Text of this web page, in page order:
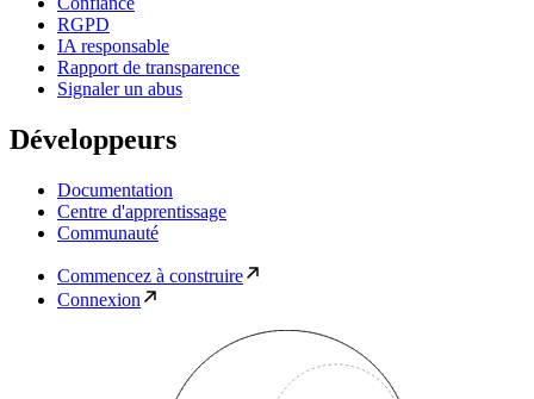
RGPD
IA responsable
Rapport de transparence
Signaler un abus
Développeurs
Documentation
Centre d'apprentissage
Communauté
Commencez à construire
Connexion